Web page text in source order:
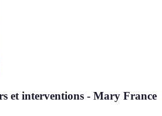
et interventions - Mary France